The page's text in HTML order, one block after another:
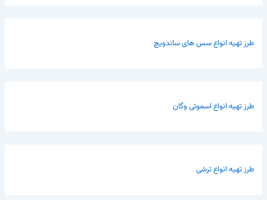
طرز تهیه انواع سس های ساندویچ
طرز تهیه انواع اسموتی وگان
طرز تهیه انواع ترشی